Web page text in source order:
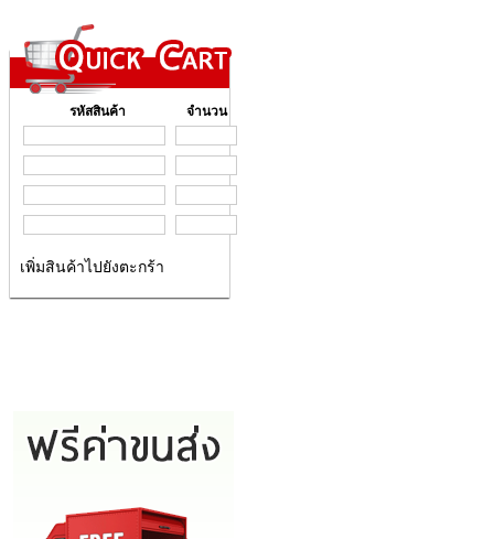
รหัสสินค้า จำนวน
เพิ่มสินค้าไปยังตะกร้า